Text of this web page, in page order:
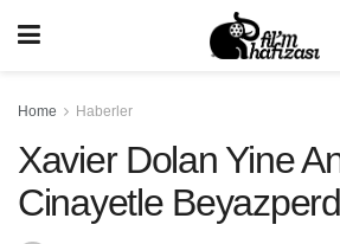
Home Haberler
Xavier Dolan Yine
Cinayetle